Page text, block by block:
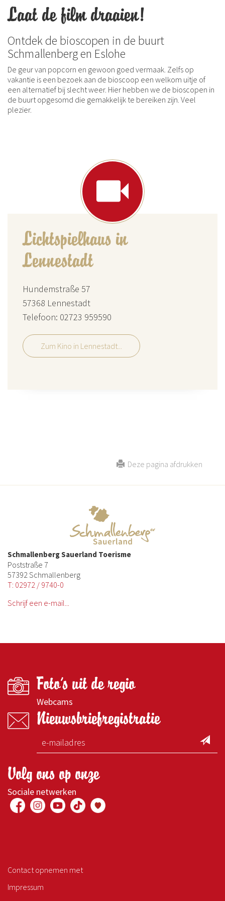
Laat de film draaien!
Ontdek de bioscopen in de buurt
Schmallenberg en Eslohe
De geur van popcorn en gewoon goed vermaak. Zelfs op
vakantie is een bezoek aan de bioscoop een welkom uitje of
een alternatief bij slecht weer. Hier hebben we de bioscopen in
de buurt opgesomd die gemakkelijk te bereiken zijn. Veel
plezier.
Lichtspielhaus in
Lennestadt
Hundemstraße 57
57368 Lennestadt
Telefoon: 02723 959590
Zum Kino in Lennestadt...
Deze pagina afdrukken
Schmallenberg Sauerland Toerisme
Poststraße 7
57392 Schmallenberg
T: 02972 / 9740-0
Schrijf een e-mail...
Foto's uit de regio
Webcams
Nieuwsbriefregistratie
Volg ons op onze
Sociale netwerken
Contact opnemen met
Impressum